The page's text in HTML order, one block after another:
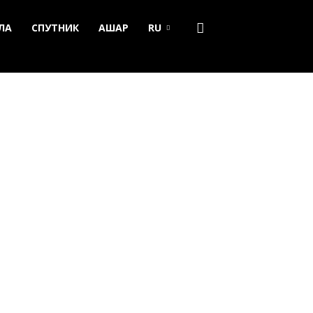
СПУТНИК АШАР RU